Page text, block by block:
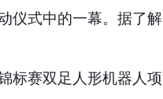
式中的一幕。据了
标赛双足人形机器人